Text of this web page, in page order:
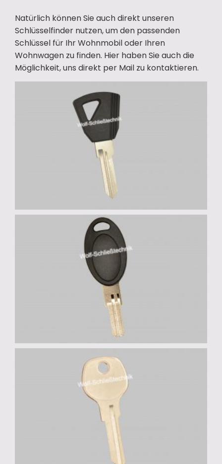
Natürlich können Sie auch direkt unseren
Schlüsselfinder nutzen, um den passenden
Schlüssel für Ihr Wohnmobil oder Ihren
Wohnwagen zu finden. Hier haben Sie auch die
Möglichkeit, uns direkt per Mail zu kontaktieren.